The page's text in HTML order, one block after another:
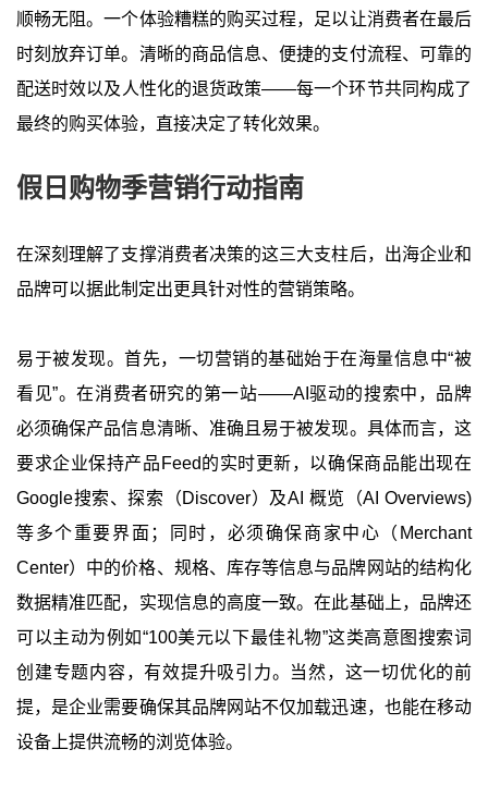
顺畅无阻。一个体验糟糕的购买过程，足以让消费者在最后
时刻放弃订单。清晰的商品信息、便捷的支付流程、可靠的
配送时效以及人性化的退货政策——每一个环节共同构成了
最终的购买体验，直接决定了转化效果。
假日购物季营销行动指南
在深刻理解了支撑消费者决策的这三大支柱后，出海企业和
品牌可以据此制定出更具针对性的营销策略。
易于被发现。首先，一切营销的基础始于在海量信息中“被
看见”。在消费者研究的第一站——AI驱动的搜索中，品牌
必须确保产品信息清晰、准确且易于被发现。具体而言，这
要求企业保持产品Feed的实时更新，以确保商品能出现在
Google搜索、探索（Discover）及AI 概览（AI Overviews)
等多个重要界面；同时，必须确保商家中心（Merchant
Center）中的价格、规格、库存等信息与品牌网站的结构化
数据精准匹配，实现信息的高度一致。在此基础上，品牌还
可以主动为例如“100美元以下最佳礼物”这类高意图搜索词
创建专题内容，有效提升吸引力。当然，这一切优化的前
提，是企业需要确保其品牌网站不仅加载迅速，也能在移动
设备上提供流畅的浏览体验。